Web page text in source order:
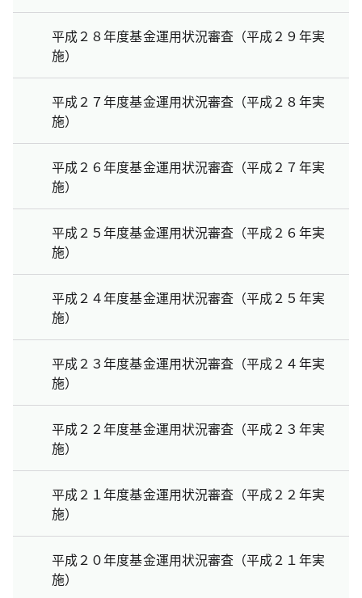
平成２８年度基金運用状況審査（平成２９年実
施）
平成２７年度基金運用状況審査（平成２８年実
施）
平成２６年度基金運用状況審査（平成２７年実
施）
平成２５年度基金運用状況審査（平成２６年実
施）
平成２４年度基金運用状況審査（平成２５年実
施）
平成２３年度基金運用状況審査（平成２４年実
施）
平成２２年度基金運用状況審査（平成２３年実
施）
平成２１年度基金運用状況審査（平成２２年実
施）
平成２０年度基金運用状況審査（平成２１年実
施）